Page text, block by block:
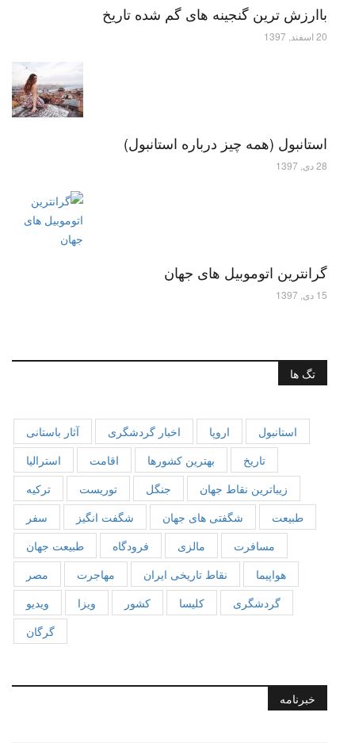
باارزش ترین گنجینه های گم شده تاریخ
20 اسفند, 1397
استانبول (همه چیز درباره استانبول)
28 دی, 1397
گرانترین اتوموبیل های جهان
15 دی, 1397
تگ ها
آثار باستانی اخبار گردشگری اروپا
استانبول
استرالیا
اقامت بهترین کشورها
تاریخ
ترکیه
توریست جنگل
زیباترین نقاط جهان
سفر
شگفت انگیز شگفتی های جهان
طبیعت
طبیعت جهان
فرودگاه مالزی
مسافرت
مصر
مهاجرت نقاط تاریخی ایران
هواپیما
ویدیو
ویزا کشور کلیسا
گردشگری
گرگان
خبرنامه